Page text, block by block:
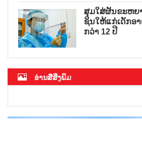
ສຸມໃສ່ຜັນຂະຫຍ
ຊິນໃຫ້ແກ່ເດັກອ
ກວ່າ 12 ປີ
ອ່ານສື່ສິ່ງພິມ